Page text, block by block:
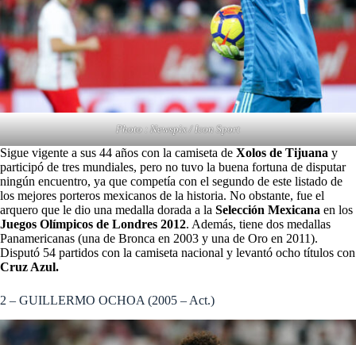
Photo : Newspix / Icon Sport
Sigue vigente a sus 44 años con la camiseta de Xolos de Tijuana y
participó de tres mundiales, pero no tuvo la buena fortuna de disputar
ningún encuentro, ya que competía con el segundo de este listado de
los mejores porteros mexicanos de la historia. No obstante, fue el
arquero que le dio una medalla dorada a la Selección Mexicana en los
Juegos Olímpicos de Londres 2012. Además, tiene dos medallas
Panamericanas (una de Bronca en 2003 y una de Oro en 2011).
Disputó 54 partidos con la camiseta nacional y levantó ocho títulos con
Cruz Azul.
2 – GUILLERMO OCHOA (2005 – Act.)